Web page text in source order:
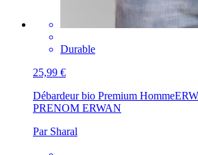
Durable
25,99 €
Débardeur bio Premium Homme
PRENOM ERWAN
Par Sharal